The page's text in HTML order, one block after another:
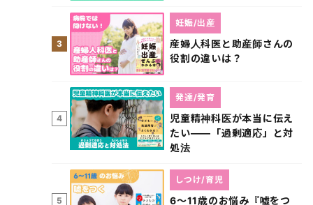
3
産婦人科医と助産師さんの
役割の違いは？
妊娠/出産
4
児童精神科医が本当に伝え
たい――「過剰適応」と対
処法
発達/発育
5 6～11歳のお悩み『嘘をつ
しつけ/育児